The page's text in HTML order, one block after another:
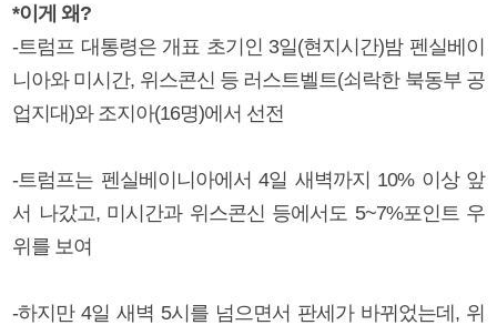
*이게 왜?
-트럼프 대통령은 개표 초기인 3일(현지시간)밤 펜실베이
니아와 미시간, 위스콘신 등 러스트벨트(쇠락한 북동부 공
업지대)와 조지아(16명)에서 선전
-트럼프는 펜실베이니아에서 4일 새벽까지 10% 이상 앞
서 나갔고, 미시간과 위스콘신 등에서도 5~7%포인트 우
위를 보여
-하지만 4일 새벽 5시를 넘으면서 판세가 바뀌었는데, 위